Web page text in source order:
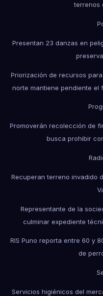
terrenos
Presentan 23 danzas en
Priorización de recursos
norte mantiene pendiente el
Promoverán recolección de
busca prohibir
Recuperan terreno invadido
Representante de la
culminar expediente
RIS Puno reporta entre 60 y
de
Servicios higiénicos del